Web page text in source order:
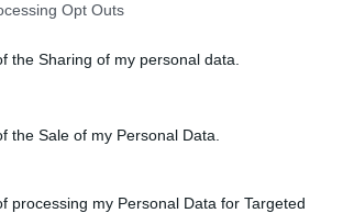
Opt Outs
the Sharing of my personal data.
the Sale of my Personal Data.
processing my Personal Data for Targeted